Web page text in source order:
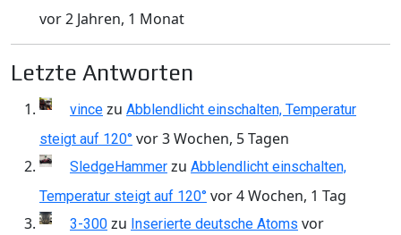
vor 2 Jahren, 1 Monat
Letzte Antworten
vince zu Abblendlicht einschalten, Temperatur
steigt auf 120° vor 3 Wochen, 5 Tagen
SledgeHammer zu Abblendlicht einschalten,
Temperatur steigt auf 120° vor 4 Wochen, 1 Tag
3-300 zu Inserierte deutsche Atoms vor